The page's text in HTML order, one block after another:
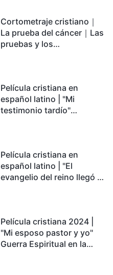
encontrarás refugio?
Cortometraje cristiano｜
La prueba del cáncer｜Las
pruebas y los
Película cristiana en
español latino | "Mi
testimonio tardío"
conmovedor
Película cristiana en
español latino | "El
evangelio del reino llegó a
Película cristiana 2024 |
"Mi esposo pastor y yo"
Guerra Espiritual en la